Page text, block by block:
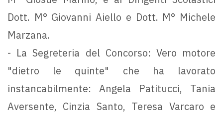
Dott. M° Giovanni Aiello e Dott. M° Michele
Marzana.
- La Segreteria del Concorso: Vero motore
"dietro le quinte" che ha lavorato
instancabilmente: Angela Patitucci, Tania
Aversente, Cinzia Santo, Teresa Varcaro e